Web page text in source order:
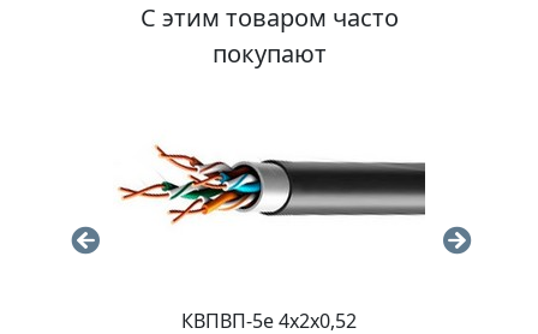
С этим товаром часто
покупают
КВПВП-5e 4х2х0,52